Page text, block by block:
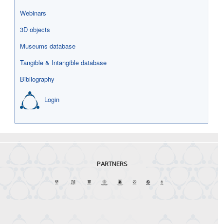
Webinars
3D objects
Museums database
Tangible & Intangible database
Bibliography
Login
PARTNERS